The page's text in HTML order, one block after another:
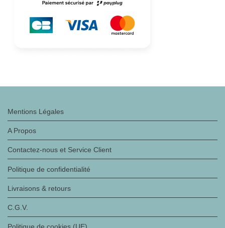
Mentions Légales
A Propos
Contactez-nous et Service Client
Politique de confidentialité
Livraisons & retours
C.G.V.